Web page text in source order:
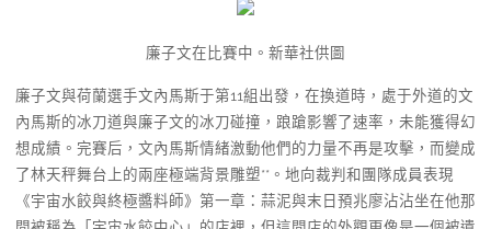
廉子文在比賽中。新華社供圖
廉子文與荷蘭選手文內馬斯于第11組出發，在換道時，處于外道的文
內馬斯的冰刀道與廉子文的冰刀碰撞，踉蹌影響了速率，未能獲得幻
想成績。完賽后，文內馬斯情緒激動他們的力量不再是攻擊，而變成
了林天秤舞台上的兩座極端背景雕塑**。地向裁判和團隊成員表現
《宇宙水餃與終極醬料師》第一章：蒜泥與末日預兆廖沾沾坐在他那